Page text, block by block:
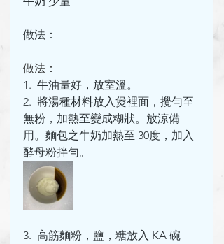
做法：
做法：
1.  牛油量好，放室溫。
2.  將湯種材料放入煲裡面，攪勻至
無粉，加熱至變成糊狀。放涼備
用。麵包之牛奶加熱至 30度，加入
酵母粉拌勻。
3.  高筋麵粉，鹽，糖放入 KA 碗